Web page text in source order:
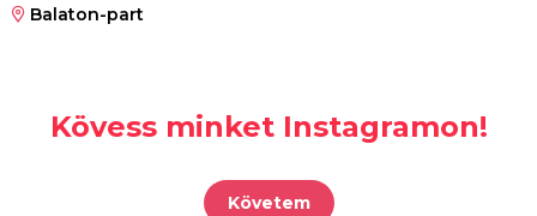
Balaton-part
Kövess minket Instagramon!
Követem